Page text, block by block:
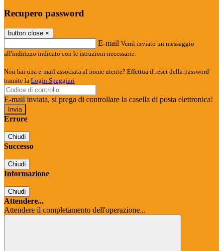
Recupero password
button close ×
E-mail Verrà inviato un messaggio
all'indirizzo indicato con le istruzioni necessarie.
Non hai una e-mail associata al nome utente? Effettua il reset della password
tramite la Login Spaggiari
E-mail inviata, si prega di controllare la casella di posta elettronica!
Errore
Chiudi
Successo
Chiudi
Informazione
Chiudi
Attendere...
Attendere il completamento dell'operazione...